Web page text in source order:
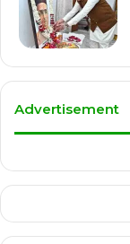
Advertisement